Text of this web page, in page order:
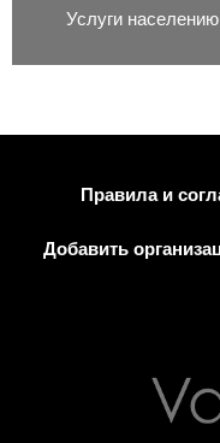
Услуги
Правила и
Добавить